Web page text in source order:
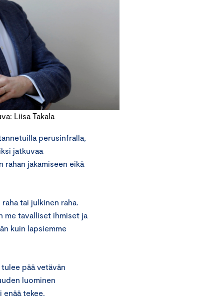
Liisa Takala
perusinfralla,
jatkuvaa
jakamiseen eikä
tai julkinen raha.
me tavalliset ihmiset ja
kuin lapsiemme
pää vetävän
luominen
enää tekee.